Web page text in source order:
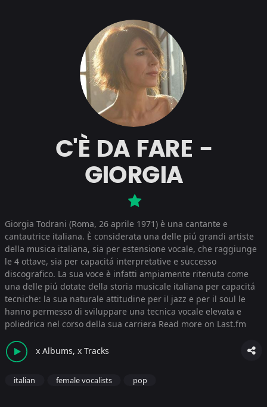
C'È DA FARE -
GIORGIA
Giorgia Todrani (Roma, 26 aprile 1971) è una cantante e
cantautrice italiana. È considerata una delle piú grandi artiste
della musica italiana, sia per estensione vocale, che raggiunge
le 4 ottave, sia per capacitá interpretative e successo
discografico. La sua voce è infatti ampiamente ritenuta come
una delle piú dotate della storia musicale italiana per capacitá
tecniche: la sua naturale attitudine per il jazz e per il soul le
hanno permesso di sviluppare una tecnica vocale elevata e
poliedrica nel corso della sua carriera Read more on Last.fm
x Albums, x Tracks
italian female vocalists pop